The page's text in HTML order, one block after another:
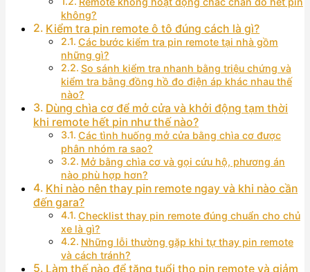
không?
Kiểm tra pin remote ô tô đúng cách là gì?
Các bước kiểm tra pin remote tại nhà gồm
những gì?
So sánh kiểm tra nhanh bằng triệu chứng và
kiểm tra bằng đồng hồ đo điện áp khác nhau thế
nào?
Dùng chìa cơ để mở cửa và khởi động tạm thời
khi remote hết pin như thế nào?
Các tình huống mở cửa bằng chìa cơ được
phân nhóm ra sao?
Mở bằng chìa cơ và gọi cứu hộ, phương án
nào phù hợp hơn?
Khi nào nên thay pin remote ngay và khi nào cần
đến gara?
Checklist thay pin remote đúng chuẩn cho chủ
xe là gì?
Những lỗi thường gặp khi tự thay pin remote
và cách tránh?
Làm thế nào để tăng tuổi thọ pin remote và giảm